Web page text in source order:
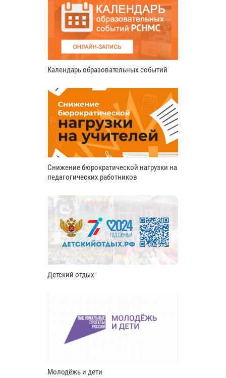
Календарь образовательных событий
Снижение бюрократической нагрузки на
педагогических работников
Детский отдых
Молодёжь и дети